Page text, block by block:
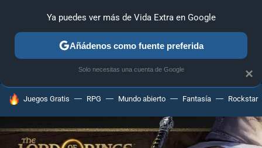
ANÁLISIS GUÍAS Y TRUCOS PC SONY NINTENDO
HOY SE HABLA DE
Juegos Gratis RPG Mundo abierto Fantasía Rockstar
×
Ya puedes ver más de Vida Extra en Google
Añádenos como fuente preferida
Solo necesitas una cuenta de Google